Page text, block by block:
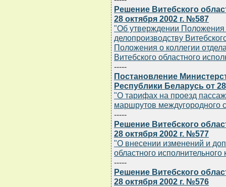
Решение Витебского
28 октября 2002 г. №587
"Об утверждении Положения
делопроизводству
Положения о коллегии
Витебского областного
-----
Постановление
Республики Беларусь от
"О тарифах на проезд
маршрутов междугородного
-----
Решение Витебского
28 октября 2002 г. №577
"О внесении изменений и
областного
-----
Решение Витебского
28 октября 2002 г. №576